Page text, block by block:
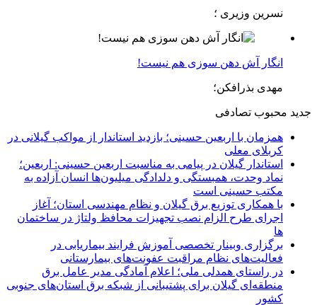
نسرین وزیری ؛
انگار آش دهن سوزی هم نیست!
مهدی بذرافکن؛
جدید محبوب تصادفی
همزمان با اربعین حسینی؛ بازدید استاندار از مواکب گیلانی در
کربلای معلی
استاندار گیلان در پیامی به مناسبت اربعین حسینی: اربعین؛
نماد وحدت، همبستگی و دلدادگی میلیون‌ها انسان آزاده به
مکتب حسینی است
با همکاری توزیع برق گیلان و نظام مهندسی استان؛ آغاز
اجرای طرح الزام نصب تجهیزات محافظ ولتاژ در ساختمان
ها
برگزاری وبینار تخصصی آموزش فرایند بیماریابی در
فعالیت‌های نظام مراقبت عفونت‌های بیمارستانی
در راستای همدلی ملی؛ اعلام آمادگی مدیر عامل برق
منطقه‌ای گیلان برای پشتیبانی از شبكه برق استان‌های جنوبی
كشور